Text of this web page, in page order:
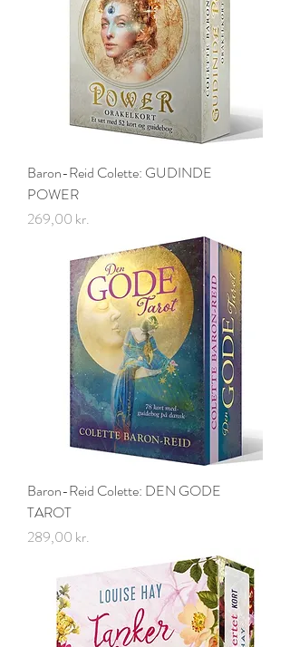
Baron-Reid Colette: GUDINDE
POWER
Pris
269,00 kr.
Baron-Reid Colette: DEN GODE
TAROT
Pris
289,00 kr.